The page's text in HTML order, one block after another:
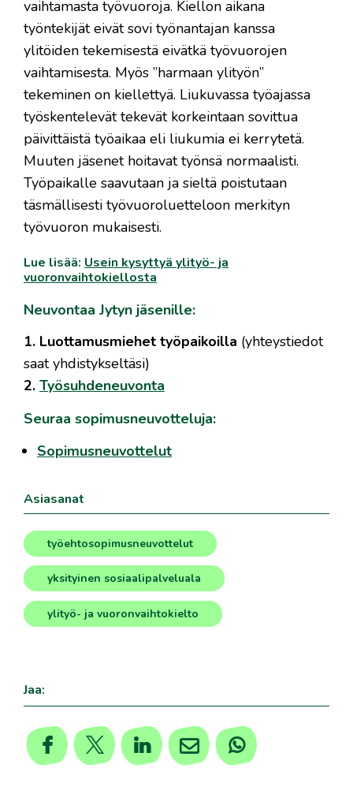
vaihtamasta työvuoroja. Kiellon aikana
työntekijät eivät sovi työnantajan kanssa
ylitöiden tekemisestä eivätkä työvuorojen
vaihtamisesta. Myös ”harmaan ylityön”
tekeminen on kiellettyä. Liukuvassa työajassa
työskentelevät tekevät korkeintaan sovittua
päivittäistä työaikaa eli liukumia ei kerrytetä.
Muuten jäsenet hoitavat työnsä normaalisti.
Työpaikalle saavutaan ja sieltä poistutaan
täsmällisesti työvuoroluetteloon merkityn
työvuoron mukaisesti.
Lue lisää: Usein kysyttyä ylityö- ja
vuoronvaihtokiellosta
Neuvontaa Jytyn jäsenille:
1. Luottamusmiehet työpaikoilla (yhteystiedot
saat yhdistykseltäsi)
2. Työsuhdeneuvonta
Seuraa sopimusneuvotteluja:
Sopimusneuvottelut
Asiasanat
työehtosopimusneuvottelut
, yksityinen sosiaalipalveluala
, ylityö- ja vuoronvaihtokielto
Jaa: